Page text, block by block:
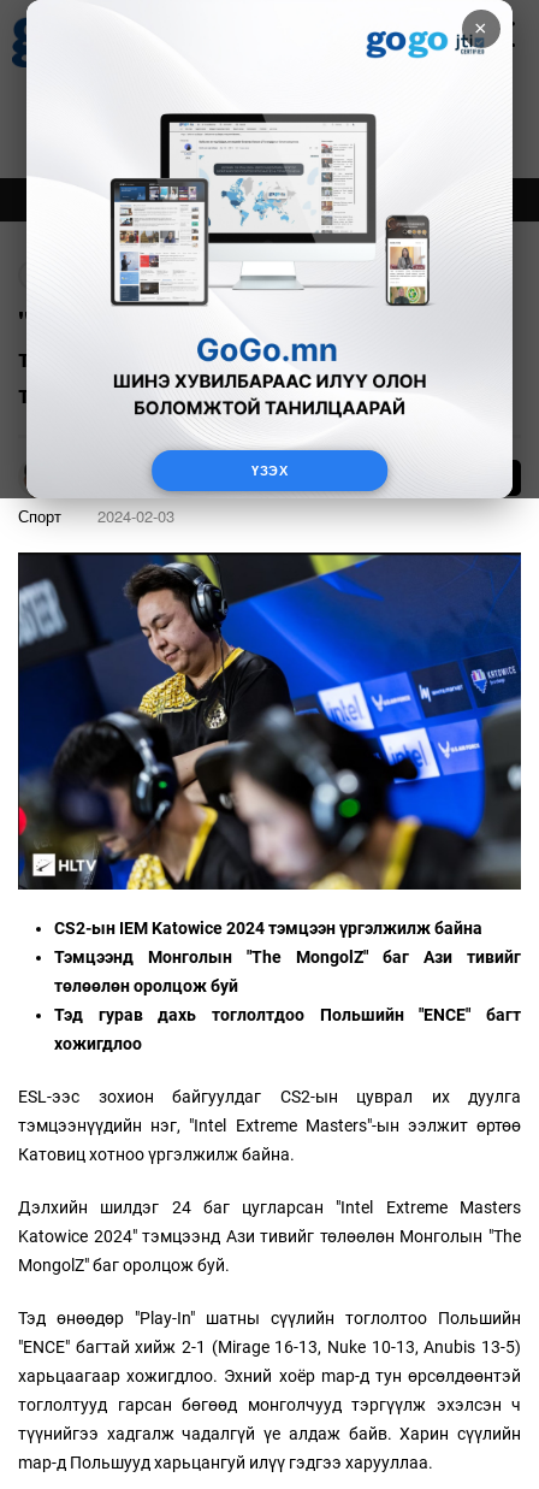
×
ҮЗЭХ
Зурхай
8.07
Онцлох Шинэ
"TheMongolz" дэлхийн аварга
тоглогчтой "ENCE"-д хожигдож
тэмцээнээ өндөрлүүллээ
А.Эрхэмбаяр
Спорт 2024-02-03
CS2-ын IEM Katowice 2024 тэмцээн үргэлжилж байна
Тэмцээнд Монголын "The MongolZ" баг Ази тивийг
төлөөлөн оролцож буй
Тэд гурав дахь тоглолтдоо Польшийн "ENCE" багт
хожигдлоо
ESL-ээс зохион байгуулдаг CS2-ын цуврал их дуулга
тэмцээнүүдийн нэг, "Intel Extreme Masters"-ын ээлжит өртөө
Катовиц хотноо үргэлжилж байна.
Дэлхийн шилдэг 24 баг цугларсан "Intel Extreme Masters
Katowice 2024" тэмцээнд Ази тивийг төлөөлөн Монголын "The
MongolZ" баг оролцож буй.
Тэд өнөөдөр "Play-In" шатны сүүлийн тоглолтоо Польшийн
"ENCE" багтай хийж 2-1 (Mirage 16-13, Nuke 10-13, Anubis 13-5)
харьцаагаар хожигдлоо. Эхний хоёр map-д тун өрсөлдөөнтэй
тоглолтууд гарсан бөгөөд монголчууд тэргүүлж эхэлсэн ч
түүнийгээ хадгалж чадалгүй үе алдаж байв. Харин сүүлийн
map-д Польшууд харьцангуй илүү гэдгээ харууллаа.